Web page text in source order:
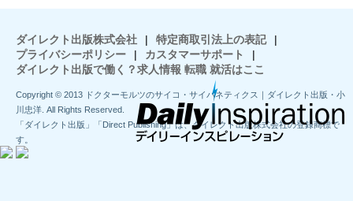
ダイレクト出版株式会社 | 特定商取引法上の表記
|
プライバシーポリシー
| カスタマーサポート
|
ダイレクト出版で働く？求人情報 転職 就活はここ
Copyright © 2013 ドクターモルツのサイコ・サイバネティクス｜ダイレクト出版・小
川忠洋. All Rights Reserved.
「ダイレクト出版」「Direct Publishing」は、ダイレクト出版株式会社の登録商標で
す。